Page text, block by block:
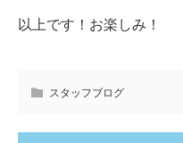
以上です！お楽しみ！
スタッフブログ